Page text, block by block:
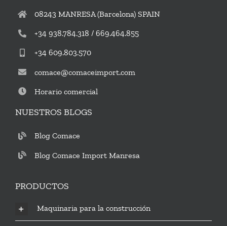
08243 MANRESA (Barcelona) SPAIN
+34 938.784.318 / 669.464.855
+34 609.803.570
comace@comaceimport.com
Horario comercial
NUESTROS BLOGS
Blog Comace
Blog Comace Import Manresa
PRODUCTOS
Maquinaria para la construcción